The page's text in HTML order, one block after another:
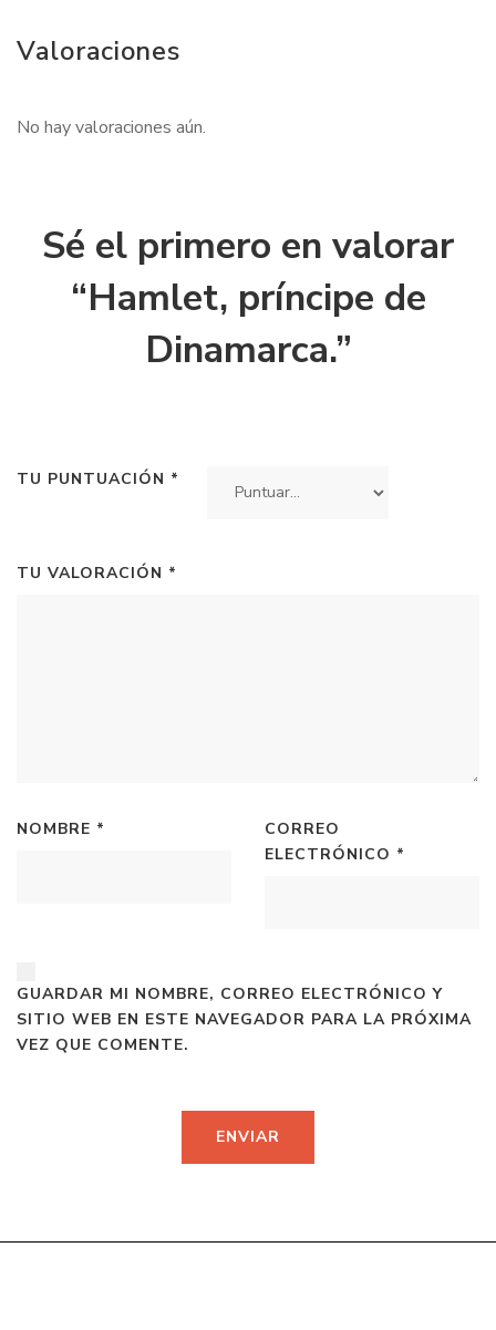
Valoraciones
No hay valoraciones aún.
Sé el primero en valorar
“Hamlet, príncipe de
Dinamarca.”
TU PUNTUACIÓN *
TU VALORACIÓN *
NOMBRE *
CORREO
ELECTRÓNICO *
GUARDAR MI NOMBRE, CORREO ELECTRÓNICO Y
SITIO WEB EN ESTE NAVEGADOR PARA LA PRÓXIMA
VEZ QUE COMENTE.